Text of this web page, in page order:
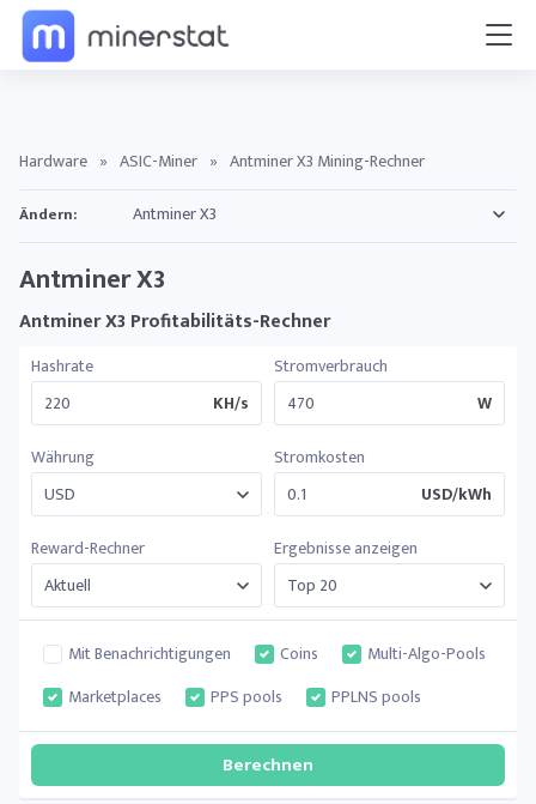
Hardware » ASIC-Miner » Antminer X3 Mining-Rechner
Ändern:
Antminer X3
Antminer X3 Profitabilitäts-Rechner
Hashrate
KH/s
Stromverbrauch
W
Währung
Stromkosten
USD/kWh
Reward-Rechner
Ergebnisse anzeigen
Mit Benachrichtigungen Coins
Multi-Algo-Pools
Marketplaces
PPS pools PPLNS pools